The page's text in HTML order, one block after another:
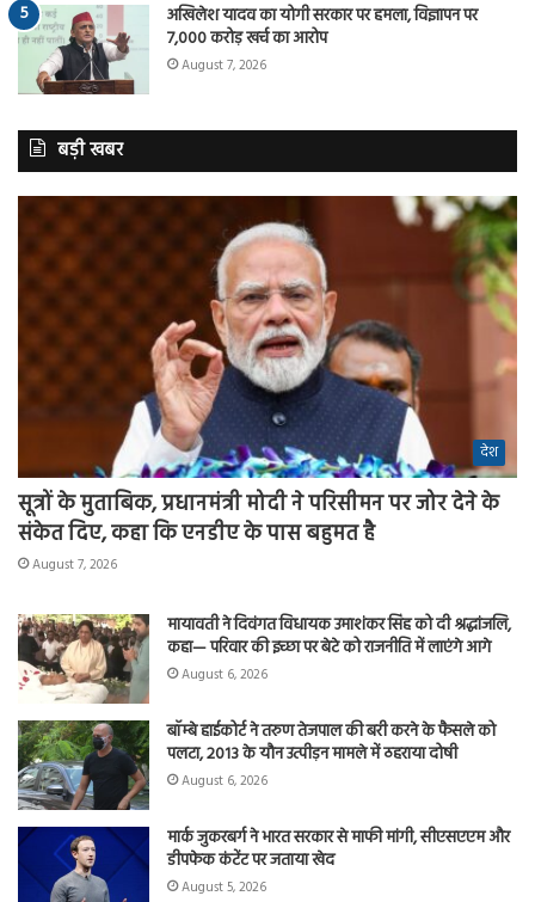
अखिलेश यादव का योगी सरकार पर हमला, विज्ञापन पर
7,000 करोड़ खर्च का आरोप
August 7, 2026
बड़ी खबर
देश
सूत्रों के मुताबिक, प्रधानमंत्री मोदी ने परिसीमन पर जोर देने के
संकेत दिए, कहा कि एनडीए के पास बहुमत है
August 7, 2026
मायावती ने दिवंगत विधायक उमाशंकर सिंह को दी श्रद्धांजलि,
कहा— परिवार की इच्छा पर बेटे को राजनीति में लाएंगे आगे
August 6, 2026
बॉम्बे हाईकोर्ट ने तरुण तेजपाल की बरी करने के फैसले को
पलटा, 2013 के यौन उत्पीड़न मामले में ठहराया दोषी
August 6, 2026
मार्क जुकरबर्ग ने भारत सरकार से माफी मांगी, सीएसएएम और
डीपफेक कंटेंट पर जताया खेद
August 5, 2026